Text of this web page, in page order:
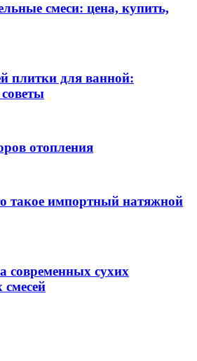
смеси: цена, купить,
плитки для ванной:
отопления
такое импортный натяжной
современных сухих
смесей